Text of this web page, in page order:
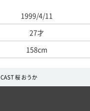
1999/4/11
27才
158cm
CAST 桜 おうか